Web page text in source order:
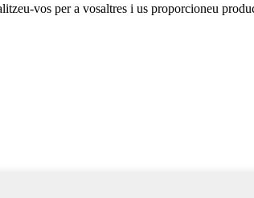
vos per a vosaltres i us proporcioneu